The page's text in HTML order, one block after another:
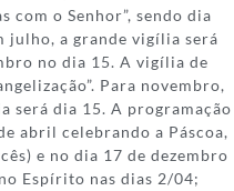
com o Senhor”, sendo dia
julho, a grande vigília será
no dia 15. A vigília de
Para novembro,
será dia 15. A programação
abril celebrando a Páscoa,
e no dia 17 de dezembro
Espírito nas dias 2/04;